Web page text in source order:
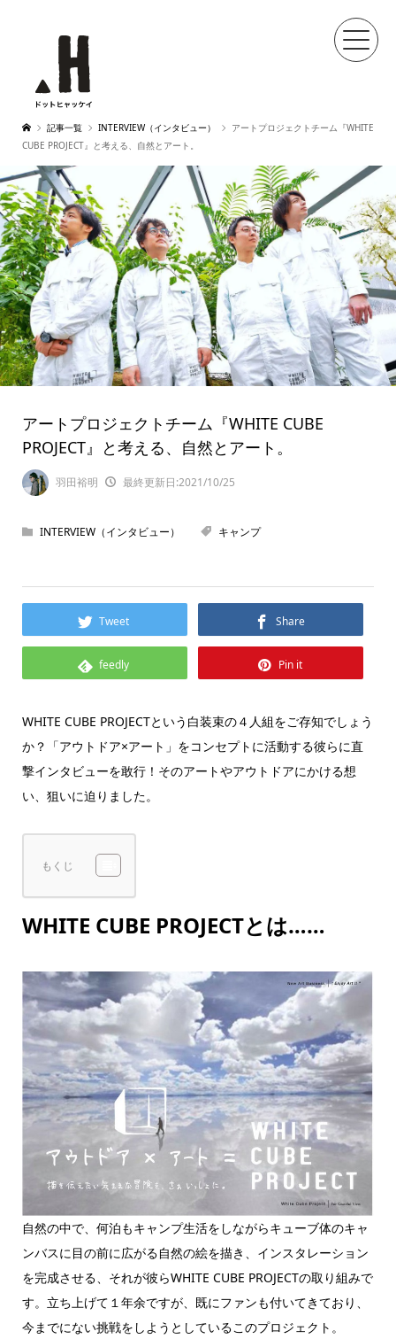
記事一覧 INTERVIEW（インタビュー）
アートプロジェクトチーム『WHITE
CUBE PROJECT』と考える、自然とアート。
アートプロジェクトチーム『WHITE CUBE
PROJECT』と考える、自然とアート。
羽田裕明 最終更新日:2021/10/25
INTERVIEW（インタビュー） キャンプ
Tweet Share
feedly Pin it
WHITE CUBE PROJECTという白装束の４人組をご存知でしょう
か？「アウトドア×アート」をコンセプトに活動する彼らに直
撃インタビューを敢行！そのアートやアウトドアにかける想
い、狙いに迫りました。
もくじ
WHITE CUBE PROJECTとは……
自然の中で、何泊もキャンプ生活をしながらキューブ体のキャ
ンバスに目の前に広がる自然の絵を描き、インスタレーション
を完成させる、それが彼らWHITE CUBE PROJECTの取り組みで
す。立ち上げて１年余ですが、既にファンも付いてきており、
今までにない挑戦をしようとしているこのプロジェクト。